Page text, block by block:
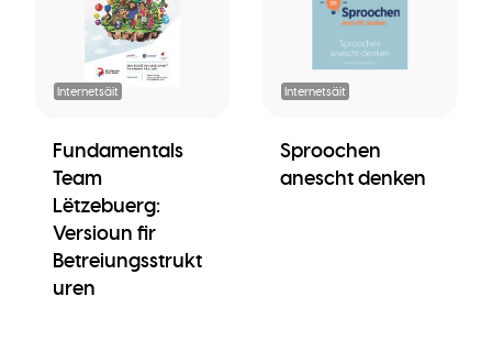
Internetsäit
Fundamentals
Team
Lëtzebuerg:
Versioun fir
Betreiungsstrukt
uren
Internetsäit
Sproochen
anescht denken